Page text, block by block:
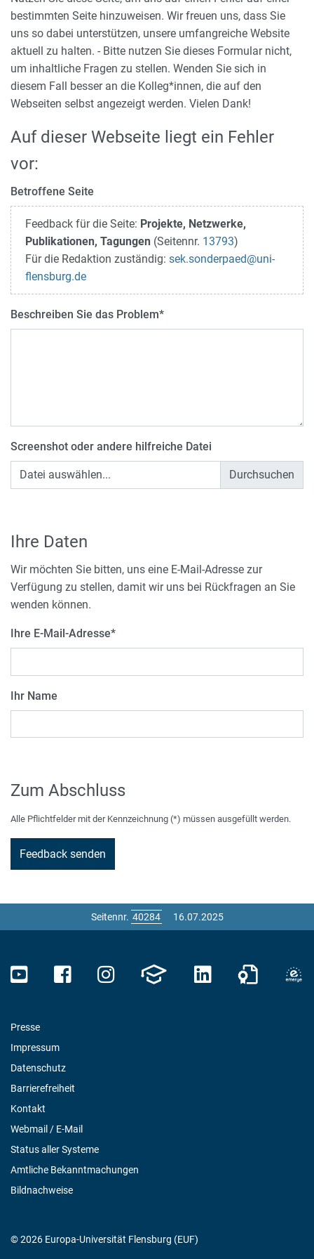
bestimmten Seite hinzuweisen. Wir freuen uns, dass Sie
uns so dabei unterstützen, unsere umfangreiche Website
aktuell zu halten. - Bitte nutzen Sie dieses Formular nicht,
um inhaltliche Fragen zu stellen. Wenden Sie sich in
diesem Fall besser an die Kolleg*innen, die auf den
Webseiten selbst angezeigt werden. Vielen Dank!
Auf dieser Webseite liegt ein Fehler
vor:
Betroffene Seite
Feedback für die Seite: Projekte, Netzwerke,
Publikationen, Tagungen (Seitennr. 13793)
Für die Redaktion zuständig: sek.sonderpaed@uni-
flensburg.de
Beschreiben Sie das Problem*
Screenshot oder andere hilfreiche Datei
Datei auswählen...
Ihre Daten
Wir möchten Sie bitten, uns eine E-Mail-Adresse zur
Verfügung zu stellen, damit wir uns bei Rückfragen an Sie
wenden können.
Ihre E-Mail-Adresse*
Ihr Name
Zum Abschluss
Alle Pflichtfelder mit der Kennzeichnung (*) müssen ausgefüllt werden.
Seitennr. 16.07.2025
Presse
Impressum
Datenschutz
Barrierefreiheit
Kontakt
Webmail / E-Mail
Status aller Systeme
Amtliche Bekanntmachungen
Bildnachweise
© 2026 Europa-Universität Flensburg (EUF)